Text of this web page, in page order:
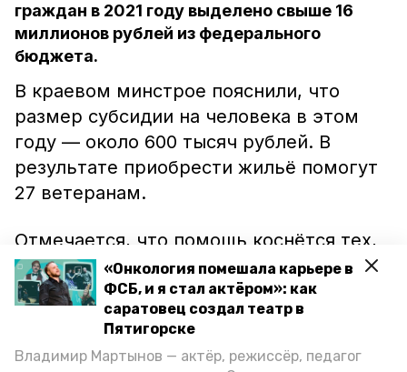
«Онкология помешала карьере в
ФСБ, и я стал актёром»: как
саратовец создал театр в
Пятигорске
Владимир Мартынов — актёр, режиссёр, педагог
граждан в 2021 году выделено свыше 16
миллионов рублей из федерального
бюджета.
В краевом минстрое пояснили, что
размер субсидии на человека в этом
году — около 600 тысяч рублей. В
результате приобрести жильё помогут
27 ветеранам.
Отмечается, что помощь коснётся тех,
кто встал на учёт до 1 января 2005 года.
Средства предоставляются в
соответствии с очерёдностью в
сводном списке,